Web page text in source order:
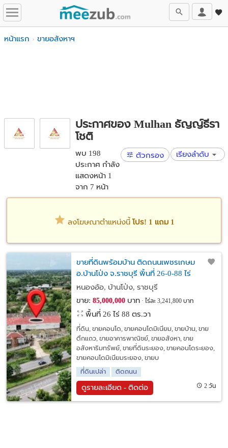
หน้าแรก ขายอสังหาฯ
ประกาศของ Mulhan ธัญญ์ธีรา
โชติ
พบ 198
ประกาศ กำลัง
แสดงหน้า 1
จาก 7 หน้า
ตัวกรอง เรียงลำดับ
ลงโฆษณาตำแหน่งนี้ โปร! 1 แถม 1
ขายที่ดินพร้อมบ้าน ติดถนนเพชรเกษม
อ.บ้านโป่ง จ.ราชบุรี พิ้นที่ 26-0-88 ไร่
หนองอ้อ, บ้านโป่ง, ราชบุรี
ขาย: 85,000,000บาท ไร่ละ 3,241,800 บาท
พื้นที่ 26 ไร่ 88 ตร.วา
ที่ดิน, ขายคอนโด, ขายคอนโดมิเนียม, ขายบ้าน, ขาย
ตึกแถว, ขายอาคารพาณิชย์, ขายอสังหา, ขาย
อสังหาริมทรัพย์, ขายที่ดินระยอง, ขายคอนโดระยอง,
ขายคอนโดมิเนียมระยอง, ขายบ
ที่ดินเปล่า
ติดถนน
ดูรายละเอียด - ติดต่อ 2 วัน